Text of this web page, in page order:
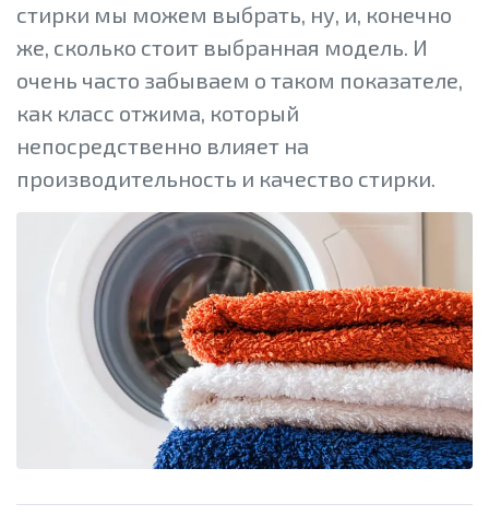
стирки мы можем выбрать, ну, и, конечно
же, сколько стоит выбранная модель. И
очень часто забываем о таком показателе,
как класс отжима, который
непосредственно влияет на
производительность и качество стирки.